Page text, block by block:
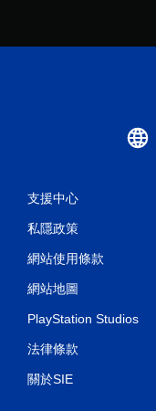
支援中心
私隱政策
網站使用條款
網站地圖
PlayStation Studios
法律條款
關於SIE